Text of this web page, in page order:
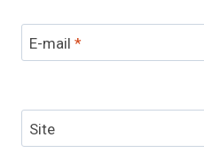
E-mail *
Site